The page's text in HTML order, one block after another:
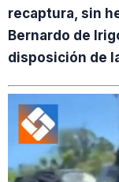
recaptura, sin
Bernardo de
disposición de